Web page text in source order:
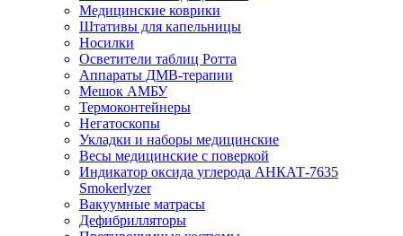
Медицинские коврики
Штативы для капельницы
Носилки
Осветители таблиц Ротта
Аппараты ДМВ-терапии
Мешок АМБУ
Термоконтейнеры
Негатоскопы
Укладки и наборы медицинские
Весы медицинские с поверкой
Индикатор оксида углерода АНКАТ-7635
Smokerlyzer
Вакуумные матрасы
Дефибрилляторы